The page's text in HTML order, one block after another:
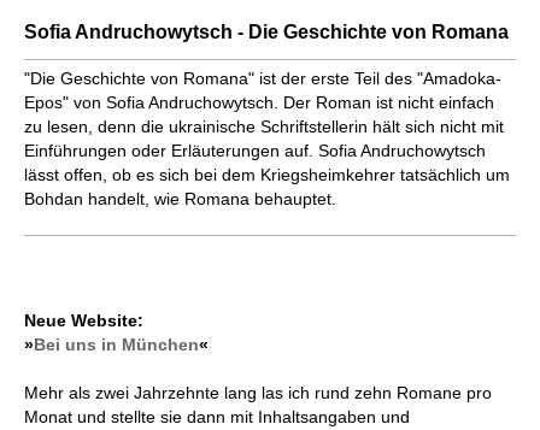
Sofia Andruchowytsch - Die Geschichte von Romana
"Die Geschichte von Romana" ist der erste Teil des "Amadoka-
Epos" von Sofia Andruchowytsch. Der Roman ist nicht einfach
zu lesen, denn die ukrainische Schriftstellerin hält sich nicht mit
Einführungen oder Erläuterungen auf. Sofia Andruchowytsch
lässt offen, ob es sich bei dem Kriegsheimkehrer tatsächlich um
Bohdan handelt, wie Romana behauptet.
Neue Website:
»Bei uns in München«
Mehr als zwei Jahrzehnte lang las ich rund zehn Romane pro
Monat und stellte sie dann mit Inhaltsangaben und